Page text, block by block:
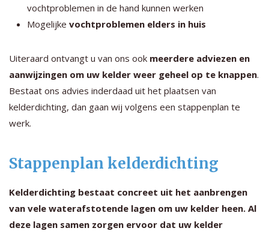
vochtproblemen in de hand kunnen werken
Mogelijke vochtproblemen elders in huis
Uiteraard ontvangt u van ons ook meerdere adviezen en
aanwijzingen om uw kelder weer geheel op te knappen.
Bestaat ons advies inderdaad uit het plaatsen van
kelderdichting, dan gaan wij volgens een stappenplan te
werk.
Stappenplan kelderdichting
Kelderdichting bestaat concreet uit het aanbrengen
van vele waterafstotende lagen om uw kelder heen. Al
deze lagen samen zorgen ervoor dat uw kelder